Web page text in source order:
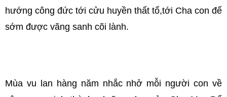
hướng công đức tới cửu huyền thất tổ,tới Cha con để
sớm được vãng sanh cõi lành.
Mùa vu lan hàng năm nhắc nhở mỗi người con về